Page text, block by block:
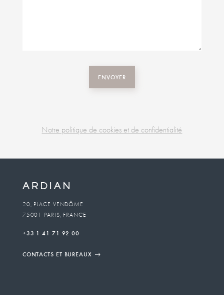
ENVOYER
Notre politique de cookies et de confidentialité
unit
To
email
20, PLACE VENDÔME
75001 PARIS, FRANCE
+33 1 41 71 92 00
CONTACTS ET BUREAUX